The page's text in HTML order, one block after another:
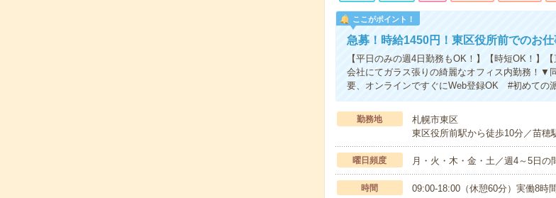
ここがポイント！
急募！時給1450円！東区役所前でのお仕
【平日のみの週4日勤務もOK！】【時短OK！】
会社にてガラス張りの綺麗なオフィス内勤務！▼
要、オンラインですぐにWeb登録OK #初めての
勤務地
札幌市東区
東区役所前駅から徒歩10分／苗穂
曜日頻度 月・火・木・金・土／週4～5日
時間 09:00-18:00（休憩60分）実働8時